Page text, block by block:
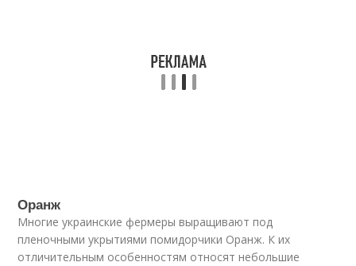
Оранж
Многие украинские фермеры выращивают под
пленочными укрытиями помидорчики Оранж. К их
отличительным особенностям относят небольшие